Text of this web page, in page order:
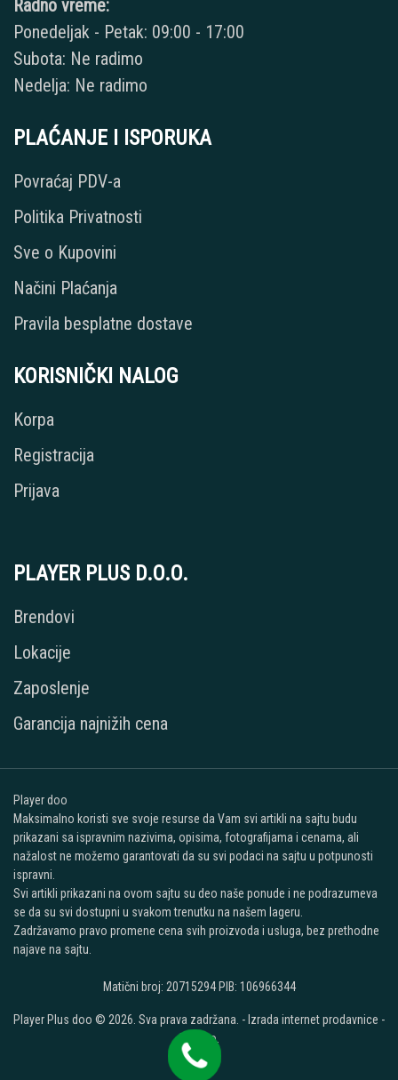
Radno vreme:
Ponedeljak - Petak: 09:00 - 17:00
Subota: Ne radimo
Nedelja: Ne radimo
PLAĆANJE I ISPORUKA
Povraćaj PDV-a
Politika Privatnosti
Sve o Kupovini
Načini Plaćanja
Pravila besplatne dostave
KORISNIČKI NALOG
Korpa
Registracija
Prijava
PLAYER PLUS D.O.O.
Brendovi
Lokacije
Zaposlenje
Garancija najnižih cena
Player doo
Maksimalno koristi sve svoje resurse da Vam svi artikli na sajtu budu
prikazani sa ispravnim nazivima, opisima, fotografijama i cenama, ali
nažalost ne možemo garantovati da su svi podaci na sajtu u potpunosti
ispravni.
Svi artikli prikazani na ovom sajtu su deo naše ponude i ne podrazumeva
se da su svi dostupni u svakom trenutku na našem lageru.
Zadržavamo pravo promene cena svih proizvoda i usluga, bez prethodne
najave na sajtu.
Matični broj: 20715294 PIB: 106966344
Player Plus doo © 2026. Sva prava zadržana. - Izrada internet prodavnice -
Selltico.